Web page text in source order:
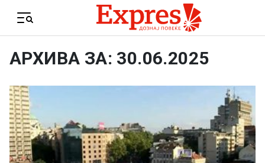
Menu
АРХИВА ЗА: 30.06.2025